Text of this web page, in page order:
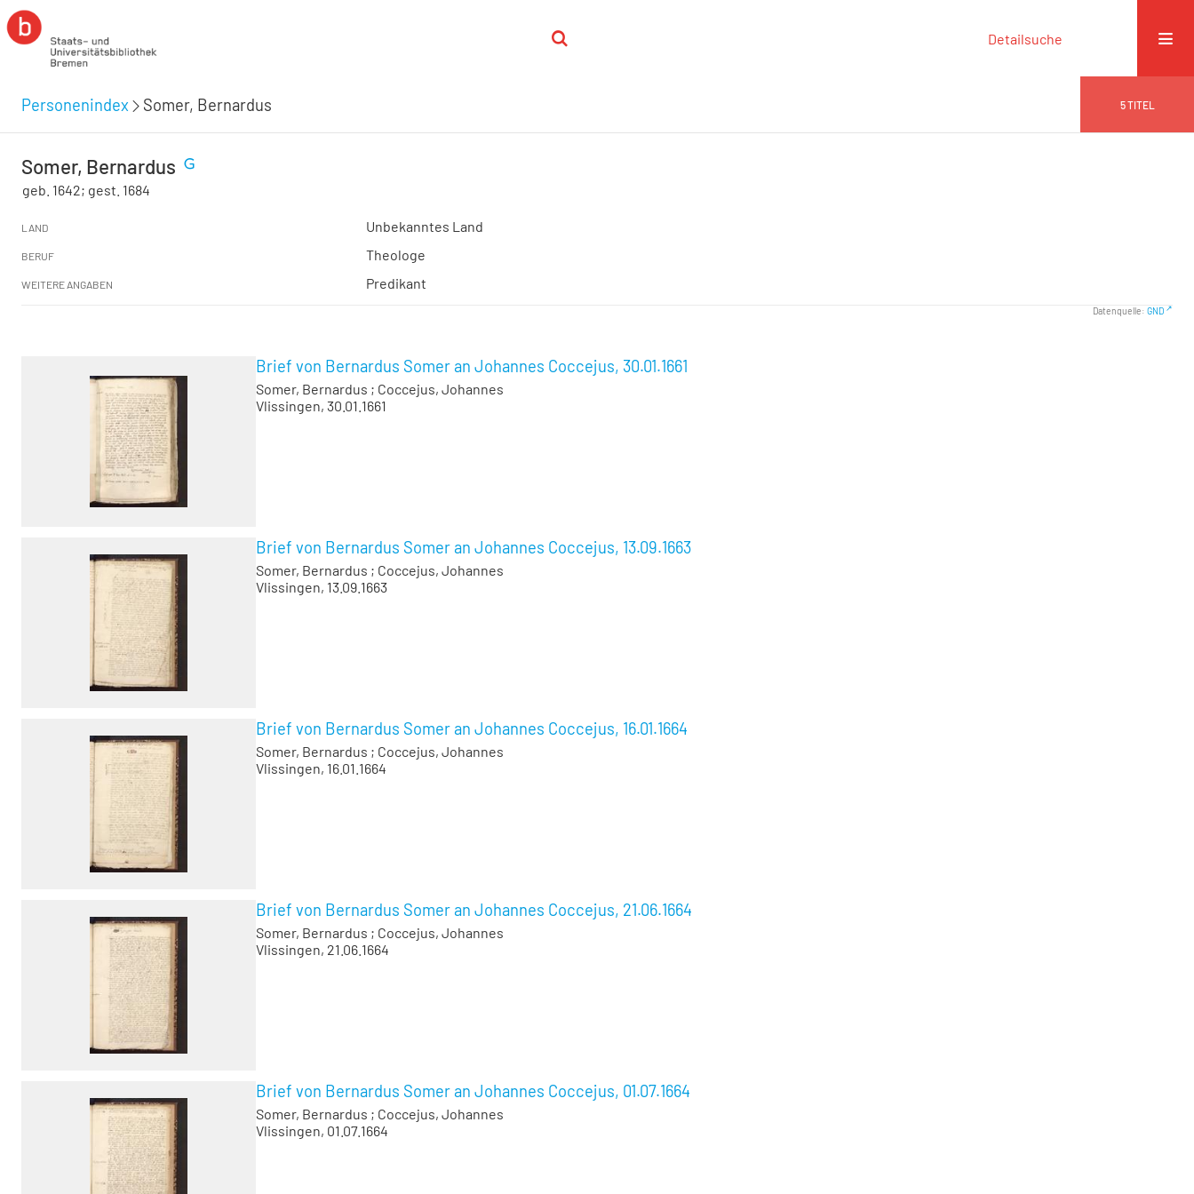
Detailsuche
Personenindex Somer, Bernardus 5TITEL
Somer, Bernardus
geb. 1642; gest. 1684
LAND Unbekanntes Land
BERUF Theologe
WEITERE ANGABEN Predikant
Datenquelle: GND
Brief von Bernardus Somer an Johannes Coccejus, 30.01.1661
Somer, Bernardus ; Coccejus, Johannes
Vlissingen, 30.01.1661
Brief von Bernardus Somer an Johannes Coccejus, 13.09.1663
Somer, Bernardus ; Coccejus, Johannes
Vlissingen, 13.09.1663
Brief von Bernardus Somer an Johannes Coccejus, 16.01.1664
Somer, Bernardus ; Coccejus, Johannes
Vlissingen, 16.01.1664
Brief von Bernardus Somer an Johannes Coccejus, 21.06.1664
Somer, Bernardus ; Coccejus, Johannes
Vlissingen, 21.06.1664
Brief von Bernardus Somer an Johannes Coccejus, 01.07.1664
Somer, Bernardus ; Coccejus, Johannes
Vlissingen, 01.07.1664